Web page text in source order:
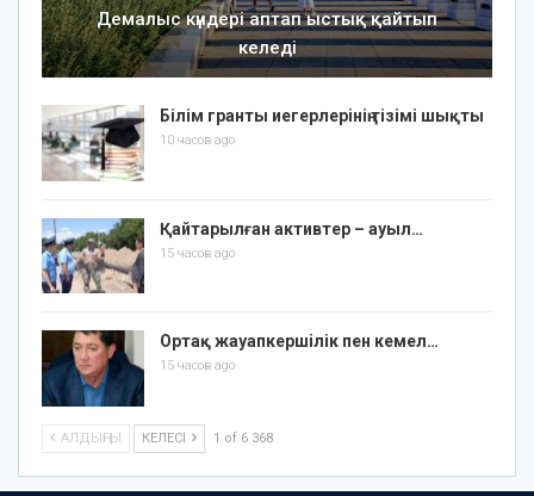
Демалыс күндері аптап ыстық қайтып
келеді
Білім гранты иегерлерінің тізімі шықты
10 часов ago
Қайтарылған активтер – ауыл…
15 часов ago
Ортақ жауапкершілік пен кемел…
15 часов ago
АЛДЫҢҒЫ КЕЛЕСІ 1 of 6 368